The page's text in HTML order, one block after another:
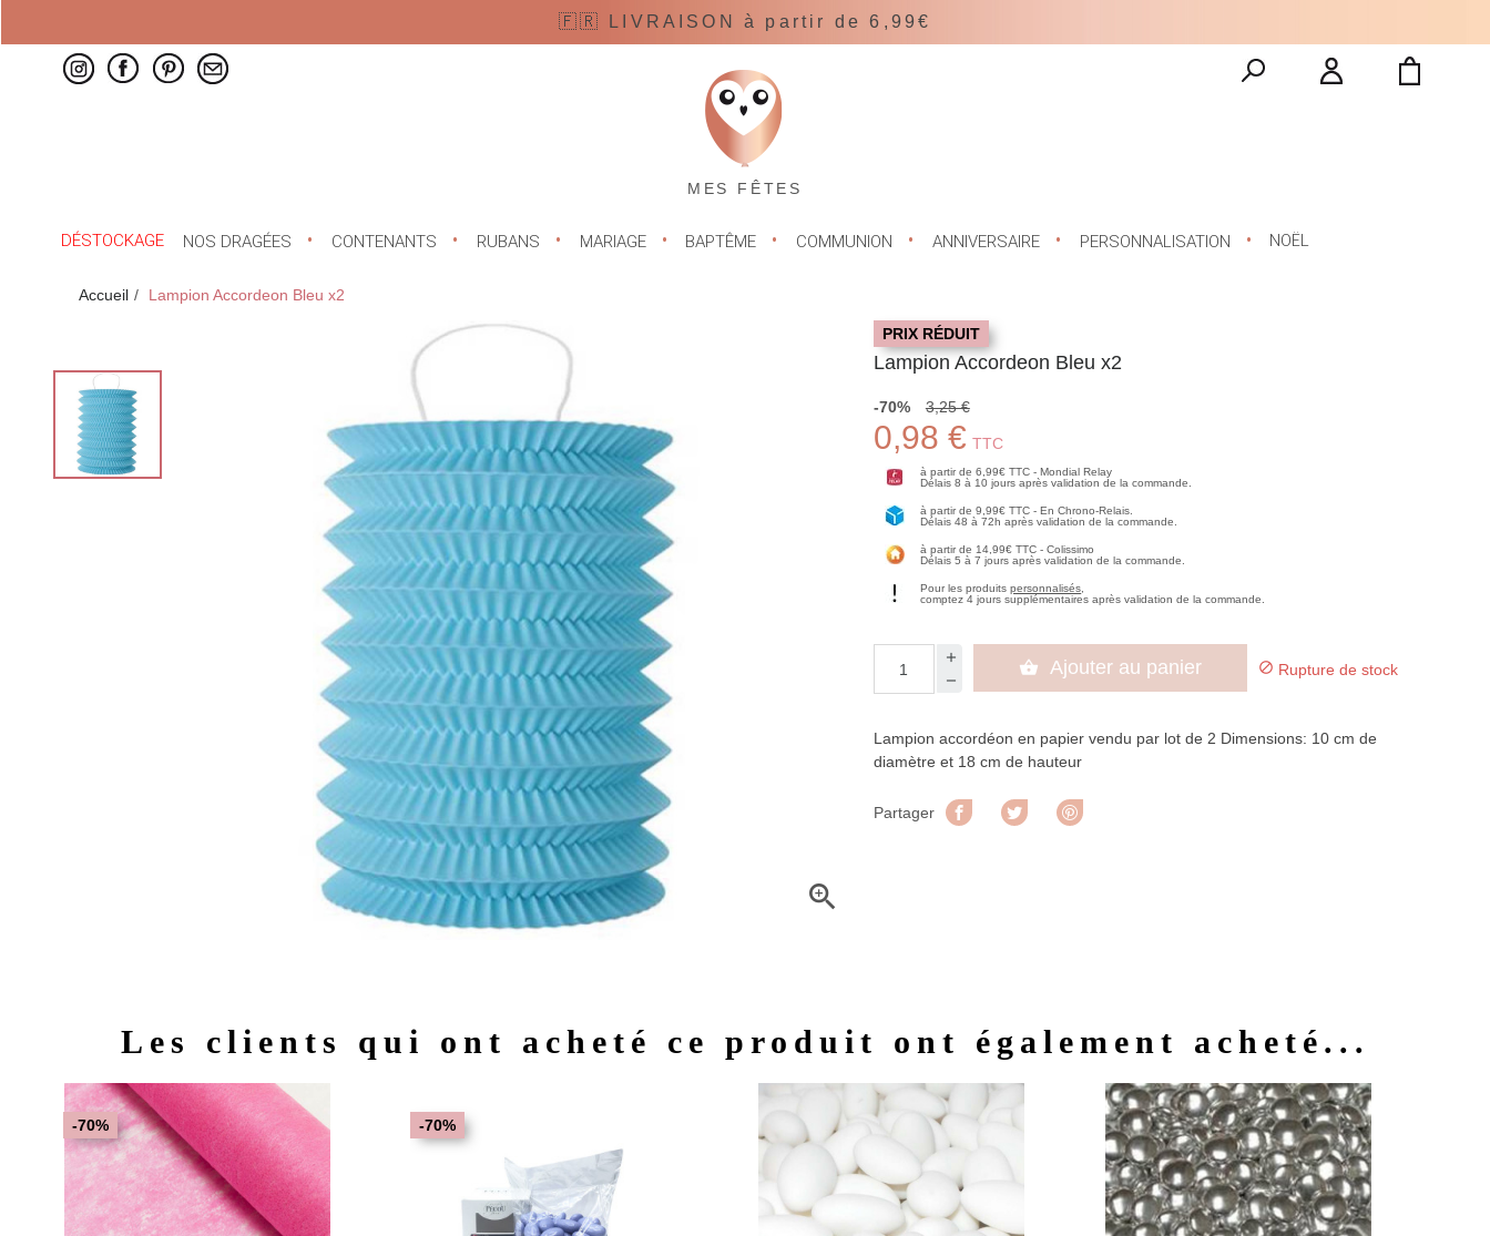
🇫🇷 LIVRAISON à partir de 6,99€
MES FÊTES
DÉSTOCKAGE NOS DRAGÉES CONTENANTS RUBANS MARIAGE BAPTÊME COMMUNION ANNIVERSAIRE PERSONNALISATION NOËL
Accueil Lampion Accordeon Bleu x2

PRIX RÉDUIT
Lampion Accordeon Bleu x2
-70% 3,25 €
0,98 € TTC
à partir de 6,99€ TTC - Mondial Relay
Délais 8 à 10 jours après validation de la commande.
à partir de 9,99€ TTC - En Chrono-Relais.
Délais 48 à 72h après validation de la commande.
à partir de 14,99€ TTC - Colissimo
Délais 5 à 7 jours après validation de la commande.
Pour les produitspersonnalisés
comptez 4 jours supplémentaires après validation de la commande.
 Ajouter au panier  Rupture de stock
Lampion accordéon en papier vendu par lot de 2 Dimensions: 10 cm de
diamètre et 18 cm de hauteur
Partager Partager Tweet
Les clients qui ont acheté ce produit ont également acheté...
-70% -70% Aperçu rapide Aperçu rapide